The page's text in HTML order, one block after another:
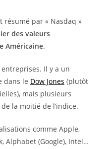
résumé par « Nasdaq »
des valeurs
Américaine.
entreprises. Il y a un
dans le Dow Jones (plutôt
mais plusieurs
la moitié de l’indice.
comme Apple,
Alphabet (Google), Intel…